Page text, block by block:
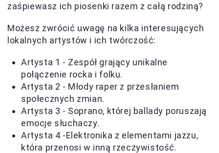
zaśpiewasz ich piosenki razem z całą rodziną?
Możesz zwrócić uwagę na kilka interesujących
lokalnych artystów i ich twórczość:
Artysta 1 - Zespół grający unikalne
połączenie rocka i folku.
Artysta 2 - Młody raper z przesłaniem
społecznych zmian.
Artysta 3 - Soprano, której ballady poruszają
emocje słuchaczy.
Artysta 4 -Elektronika z elementami jazzu,
która przenosi w inną rzeczywistość.